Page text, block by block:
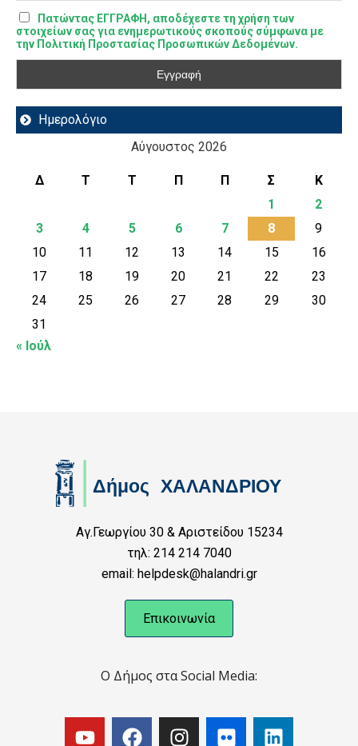
Πατώντας ΕΓΓΡΑΦΗ, αποδέχεστε τη χρήση των
στοιχείων σας για ενημερωτικούς σκοπούς σύμφωνα με
την Πολιτική Προστασίας Προσωπικών Δεδομένων.
Ημερολόγιο
Αύγουστος 2026
Δ Τ Τ Π Π Σ
Κ
1
2
3
4 5 6 7 8
9
10
11 12 13 14 15
16
17
18 19 20 21 22
23
24
25 26 27 28 29
30
31
« Ιούλ
Αγ.Γεωργίου 30 & Αριστείδου 15234
τηλ: 214 214 7040
email: helpdesk@halandri.gr
Επικοινωνία
Ο Δήμος στα Social Media: